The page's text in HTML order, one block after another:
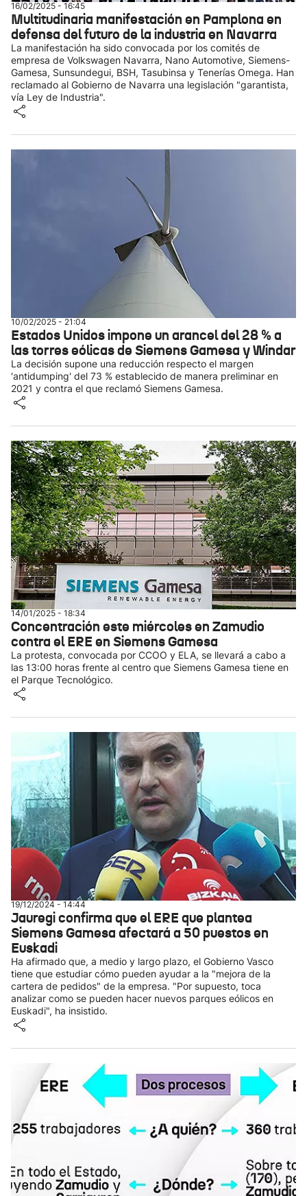
16/02/2025 - 16:45
Multitudinaria manifestación en Pamplona en
defensa del futuro de la industria en Navarra
La manifestación ha sido convocada por los comités de
empresa de Volkswagen Navarra, Nano Automotive, Siemens-
Gamesa, Sunsundegui, BSH, Tasubinsa y Tenerías Omega. Han
reclamado al Gobierno de Navarra una legislación "garantista,
vía Ley de Industria".
10/02/2025 - 21:04
Estados Unidos impone un arancel del 28 % a
las torres eólicas de Siemens Gamesa y Windar
La decisión supone una reducción respecto el margen
'antidumping' del 73 % establecido de manera preliminar en
2021 y contra el que reclamó Siemens Gamesa.
14/01/2025 - 18:34
Concentración este miércoles en Zamudio
contra el ERE en Siemens Gamesa
La protesta, convocada por CCOO y ELA, se llevará a cabo a
las 13:00 horas frente al centro que Siemens Gamesa tiene en
el Parque Tecnológico.
19/12/2024 - 14:44
Jauregi confirma que el ERE que plantea
Siemens Gamesa afectará a 50 puestos en
Euskadi
Ha afirmado que, a medio y largo plazo, el Gobierno Vasco
tiene que estudiar cómo pueden ayudar a la "mejora de la
cartera de pedidos" de la empresa. "Por supuesto, toca
analizar como se pueden hacer nuevos parques eólicos en
Euskadi", ha insistido.